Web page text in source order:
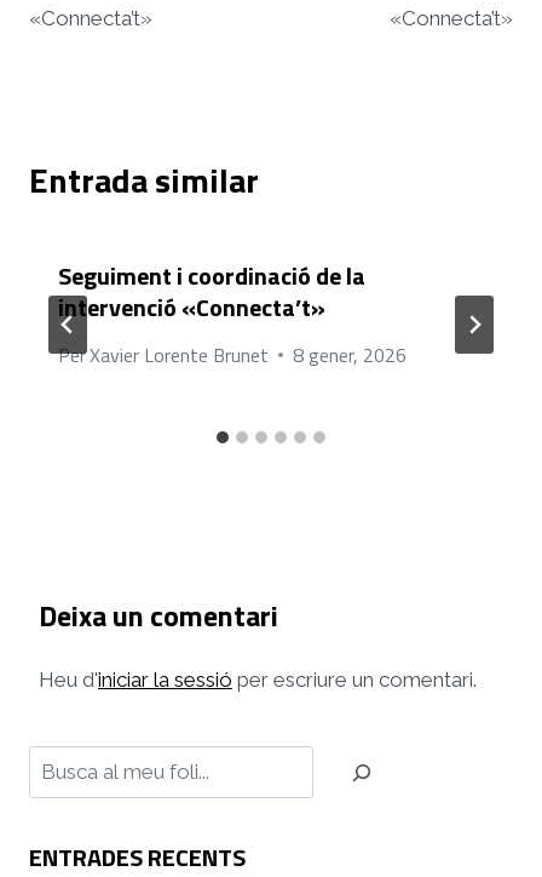
«Connecta’t»
«Connecta’t»
Entrada similar
Seguiment i coordinació de la
intervenció «Connecta’t»
PerXavier Lorente Brunet 8 gener, 2026
Deixa un comentari
Heu d'iniciar la sessió per escriure un comentari.
Cerca
ENTRADES RECENTS